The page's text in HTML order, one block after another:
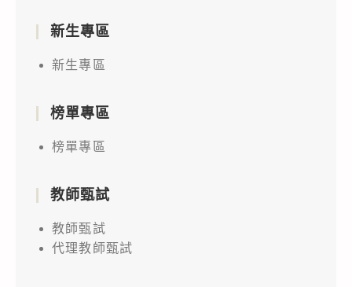
新生專區
新生專區
榜單專區
榜單專區
教師甄試
教師甄試
代理教師甄試